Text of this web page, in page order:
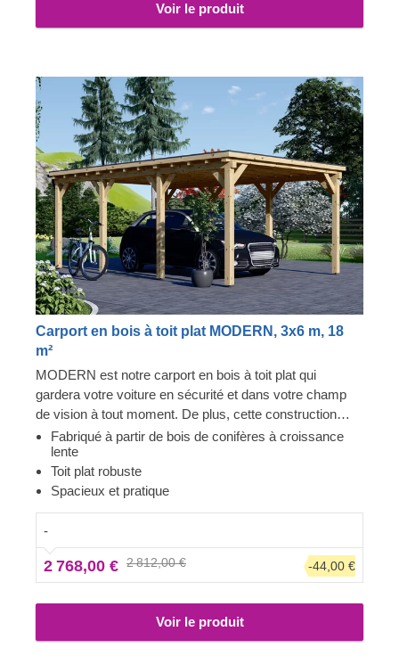
Voir le produit
Carport en bois à toit plat MODERN, 3x6 m, 18
m²
MODERN est notre carport en bois à toit plat qui
gardera votre voiture en sécurité et dans votre champ
de vision à tout moment. De plus, cette construction
robuste et spacieuse prodiguera à votre voiture la
protection solide dont elle a besoin. Que vous souhaitiez
disposer d'une place de stationnement dédiée ou d'un
ajout élégant à votre jardin, un carport comme
MODERN est une toujours bonne idée : il trouvera sa
place chez vous en un rien de temps. Maintenant, garer
votre voiture sera rapide et pratique, et vous préparer à
aller faire un tour vous demandera moins d'efforts, car
Fabriqué à partir de bois de conifères à croissance
lente
Toit plat robuste
Spacieux et pratique
-
2 768,00 € 2 812,00 € -44,00 €
Voir le produit